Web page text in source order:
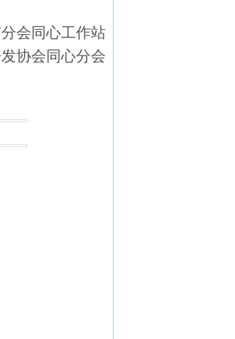
会同心工作站
协会同心分会